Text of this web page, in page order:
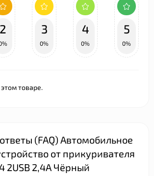
2 3
0%
4
0%
5
0%
товаре.
(FAQ) Автомобильное
от прикуривателя
2USB 2,4A Чёрный